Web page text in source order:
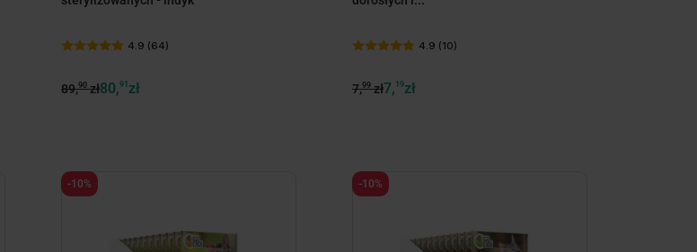
4.9 (64)
89,90zł80,91 zł
4.9 (10)
7,99zł7, 19zł
-10% -10%